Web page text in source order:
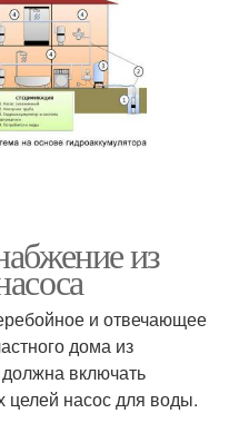
из
и отвечающее
дома из
включать
насос для воды.